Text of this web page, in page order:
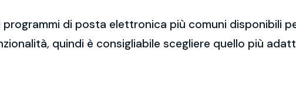
programmi di posta elettronica più comuni disponibili
quindi è consigliabile scegliere quello più